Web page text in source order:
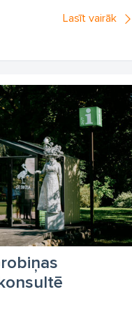
Lasīt vairāk